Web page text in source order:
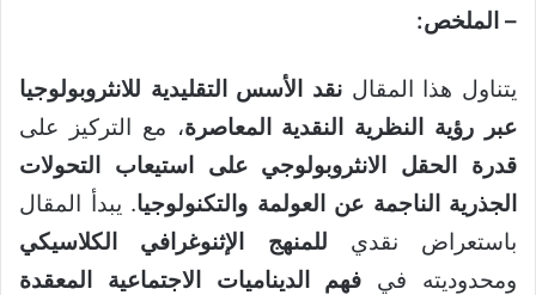
– الملخص:
يتناول هذا المقال نقد الأسس التقليدية للانثروبولوجيا
عبر رؤية النظرية النقدية المعاصرة، مع التركيز على
قدرة الحقل الانثروبولوجي على استيعاب التحولات
الجذرية الناجمة عن العولمة والتكنولوجيا. يبدأ المقال
باستعراض نقدي للمنهج الإثنوغرافي الكلاسيكي
ومحدوديته في فهم الديناميات الاجتماعية المعقدة